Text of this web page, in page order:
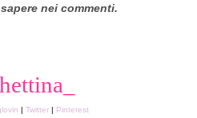
nei commenti.
|Twitter | Pinterest